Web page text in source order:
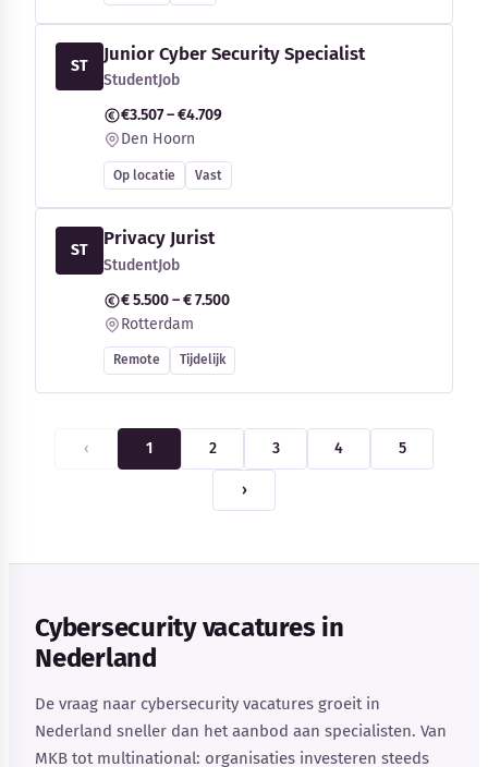
ST
Junior Cyber Security Specialist
StudentJob
€3.507 – €4.709
Den Hoorn
Op locatie Vast
ST
Privacy Jurist
StudentJob
€ 5.500 – € 7.500
Rotterdam
Remote Tijdelijk
‹ 1 2 3 4 5
›
Cybersecurity vacatures in
Nederland
De vraag naar cybersecurity vacatures groeit in
Nederland sneller dan het aanbod aan specialisten. Van
MKB tot multinational: organisaties investeren steeds